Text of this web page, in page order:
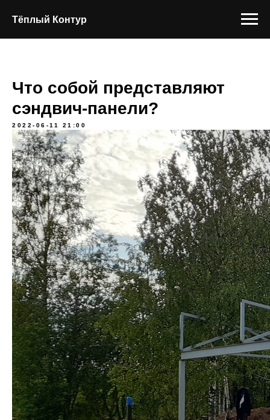
Тёплый Контур
Что собой представляют
сэндвич-панели?
2022-06-11 21:00